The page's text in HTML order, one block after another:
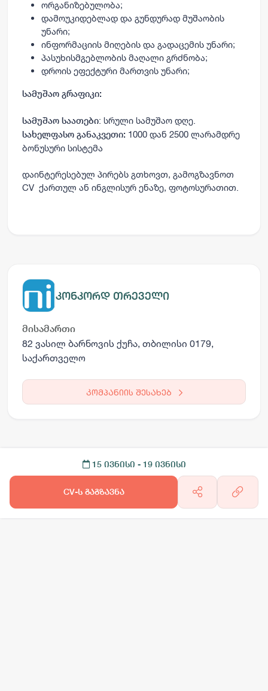
ორგანიზებულობა;
დამოუკიდებლად და გუნდურად მუშაობის
უნარი;
ინფორმაციის მიღების და გადაცემის უნარი;
პასუხისმგებლობის მაღალი გრძნობა;
დროის ეფექტური მართვის უნარი;
სამუშაო გრაფიკი:
სამუშაო საათები: სრული სამუშაო დღე.
სახელფასო განაკვეთი: 1000 დან 2500 ლარამდრე
ბონუსური სისტემა
დაინტერესებულ პირებს გთხოვთ, გამოგზავნოთ
CV ქართულ ან ინგლისურ ენაზე, ფოტოსურათით.
კონკორდ თრეველი
მისამართი
82 ვასილ ბარნოვის ქუჩა, თბილისი 0179,
საქართველო
კომპანიის შესახებ
15 ივნისი - 19 ივნისი
CV-ს გაგზავნა